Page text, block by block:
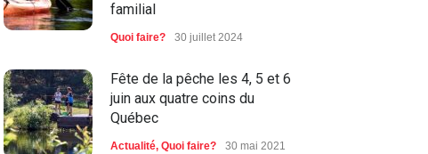
familial
Quoi faire? 30 juillet 2024
Fête de la pêche les 4, 5 et 6
juin aux quatre coins du
Québec
Actualité, Quoi faire? 30 mai 2021